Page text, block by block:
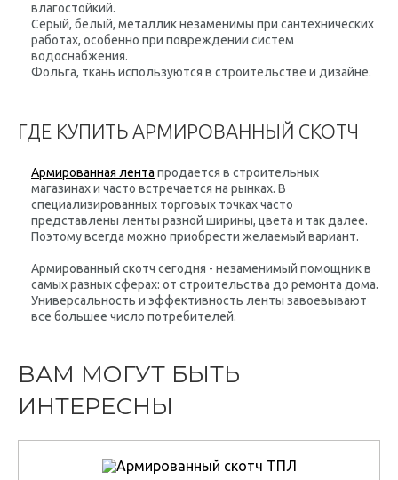
влагостойкий.
Серый, белый, металлик незаменимы при сантехнических
работах, особенно при повреждении систем
водоснабжения.
Фольга, ткань используются в строительстве и дизайне.
ГДЕ КУПИТЬ АРМИРОВАННЫЙ СКОТЧ
Армированная лента продается в строительных
магазинах и часто встречается на рынках. В
специализированных торговых точках часто
представлены ленты разной ширины, цвета и так далее.
Поэтому всегда можно приобрести желаемый вариант.
Армированный скотч сегодня - незаменимый помощник в
самых разных сферах: от строительства до ремонта дома.
Универсальность и эффективность ленты завоевывают
все большее число потребителей.
ВАМ МОГУТ БЫТЬ
ИНТЕРЕСНЫ